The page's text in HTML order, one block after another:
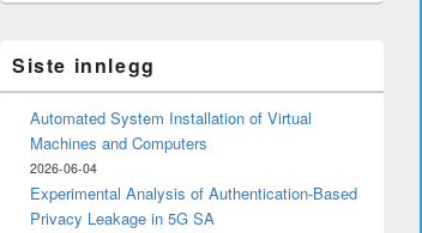
Siste innlegg
Automated System Installation of Virtual
Machines and Computers
2026-06-04
Experimental Analysis of Authentication-Based
Privacy Leakage in 5G SA